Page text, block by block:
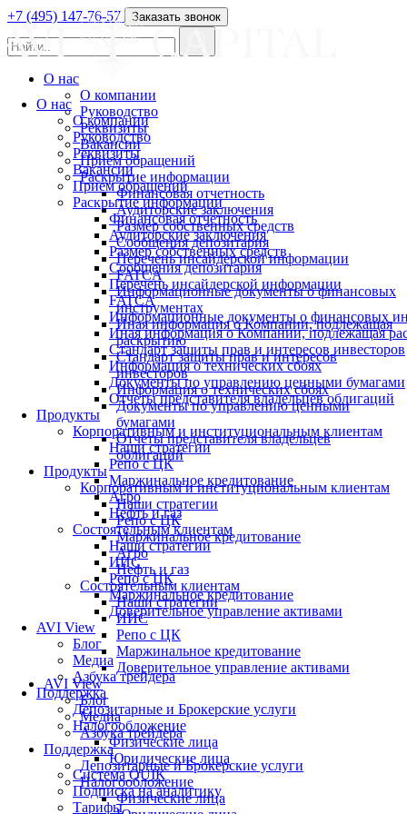
О нас
О компании
Руководство
Реквизиты
Вакансии
Прием обращений
Раскрытие информации
Финансовая отчетность
Аудиторские заключения
Размер собственных средств
Сообщения депозитария
Перечень инсайдерской информации
FATCA
Информационные документы о финансовых
Иная информация о Компании, подлежащая
Стандарт защиты прав и интересов инвесторов
Информация о технических сбоях
Документы по управлению ценными бумагами
Отчеты представителя владельцев облигаций
Продукты
Корпоративным и институциональным клиентам
Наши стратегии
Репо с ЦК
Маржинальное кредитование
Агро
Нефть и газ
Состоятельным клиентам
Наши стратегии
ИИС
Репо с ЦК
Маржинальное кредитование
Доверительное управление активами
AVI View
Блог
Медиа
Азбука трейдера
Поддержка
Депозитарные и Брокерские услуги
Налогообложение
Физические лица
Юридические лица
Система QUIK
Подписка на аналитику
Тарифы
+7 (495) 147-76-57 Заказать звонок
О нас
О компании
Руководство
Реквизиты
Вакансии
Прием обращений
Раскрытие информации
Финансовая отчетность
Аудиторские заключения
Размер собственных средств
Сообщения депозитария
Перечень инсайдерской информации
FATCA
Информационные документы о финансовых
инструментах
Иная информация о Компании, подлежащая
раскрытию
Стандарт защиты прав и интересов
инвесторов
Информация о технических сбоях
Документы по управлению ценными
бумагами
Отчеты представителя владельцев
облигаций
Продукты
Корпоративным и институциональным клиентам
Наши стратегии
Репо с ЦК
Маржинальное кредитование
Агро
Нефть и газ
Состоятельным клиентам
Наши стратегии
ИИС
Репо с ЦК
Маржинальное кредитование
Доверительное управление активами
AVI View
Блог
Медиа
Азбука трейдера
Поддержка
Депозитарные и Брокерские услуги
Налогообложение
Физические лица